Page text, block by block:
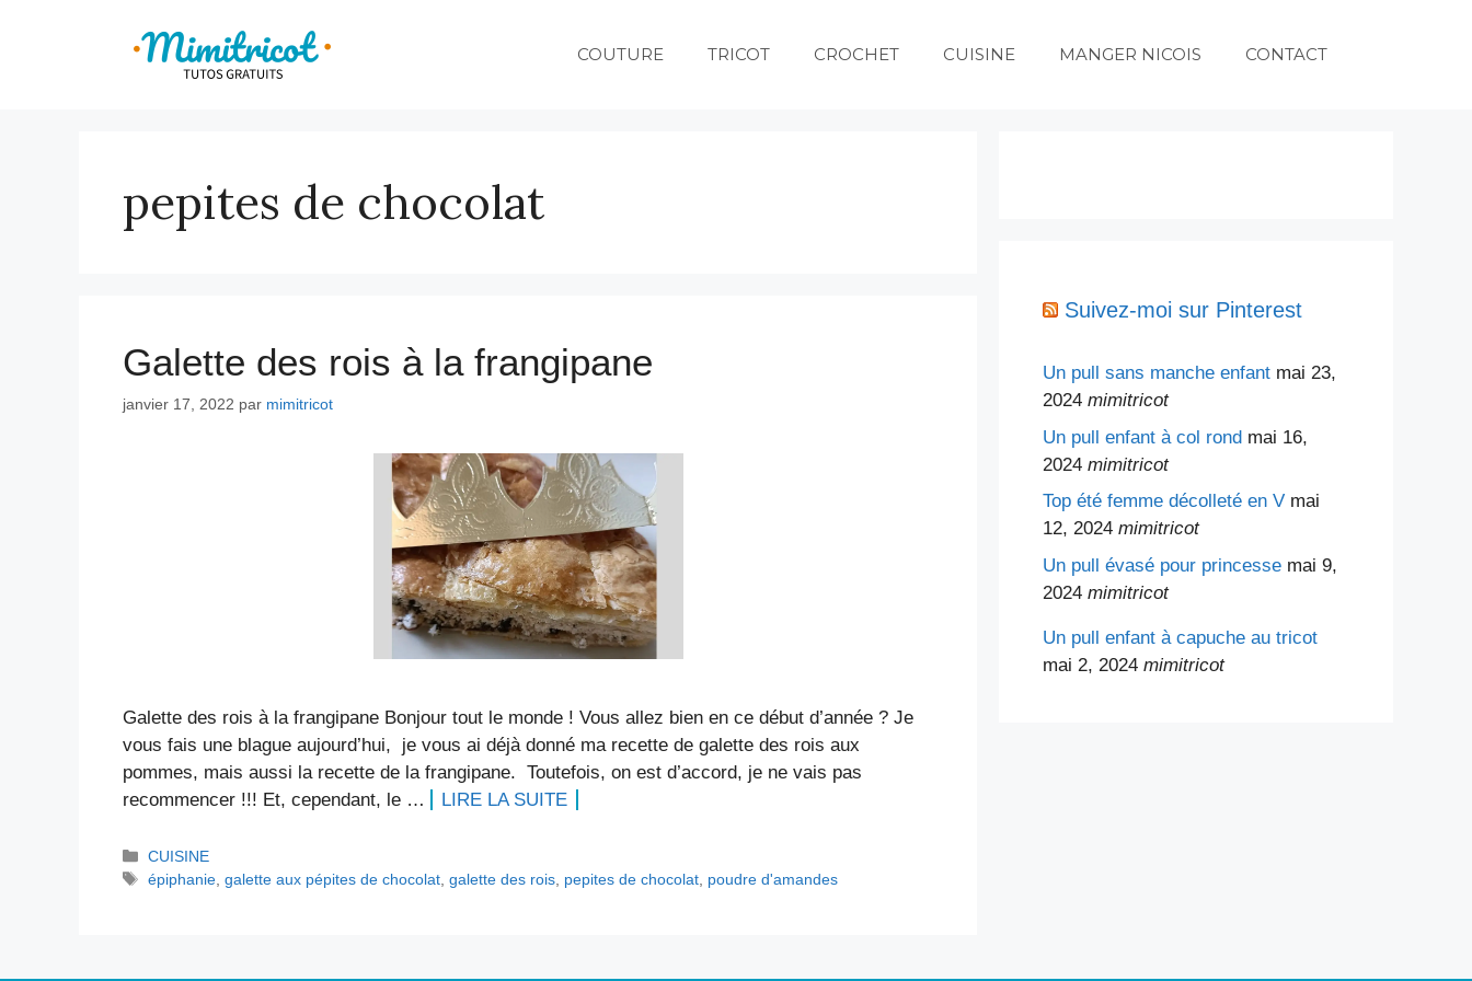
COUTURE TRICOT CROCHET CUISINE MANGER NICOIS CONTACT
pepites de chocolat
Galette des rois à la frangipane
janvier 17, 2022 par mimitricot
Galette des rois à la frangipane Bonjour tout le monde ! Vous allez bien en ce début d’année ? Je
vous fais une blague aujourd’hui, je vous ai déjà donné ma recette de galette des rois aux
pommes, mais aussi la recette de la frangipane. Toutefois, on est d’accord, je ne vais pas
recommencer !!! Et, cependant, le …
LIRE LA SUITE
Catégories
CUISINE
Étiquettes
épiphanie ,galette aux pépites de chocolat ,galette des rois pepites de chocolat poudre d'amandes
Suivez-moi sur Pinterest
Un pull sans manche enfant mai 23,
2024 mimitricot
Un pull enfant à col rond mai 16,
2024 mimitricot
Top été femme décolleté en V mai
12, 2024 mimitricot
Un pull évasé pour princesse mai 9,
2024 mimitricot
Un pull enfant à capuche au tricot
mai 2, 2024 mimitricot